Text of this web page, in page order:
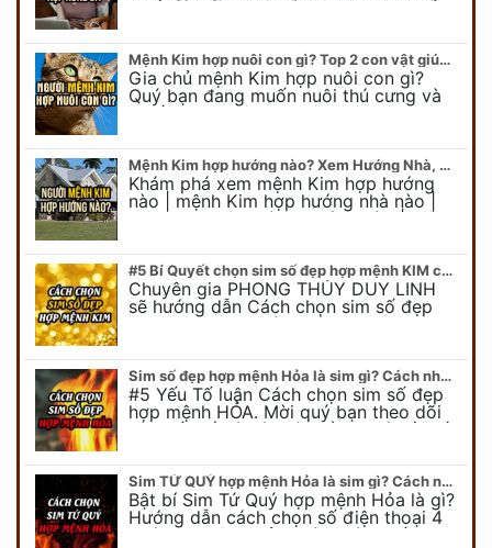
nghề gì không nên làm. Xem ngay để
Mệnh Kim hợp nuôi con gì? Top 2 con vật giúp gia chủ Phát tài phát lộc
Gia chủ mệnh Kim hợp nuôi con gì?
Quý bạn đang muốn nuôi thú cưng và
muốn chọn một con vật nuôi hợp
Duy…
Mệnh Kim hợp hướng nào? Xem Hướng Nhà, Phòng ngủ, Làm việc hợp mệnh Kim
Khám phá xem mệnh Kim hợp hướng
nào | mệnh Kim hợp hướng nhà nào |
mệnh Kim kê giường hướng nào | mệnh
#5 Bí Quyết chọn sim số đẹp hợp mệnh KIM chuẩn xác nhất
Chuyên gia PHONG THỦY DUY LINH
sẽ hướng dẫn Cách chọn sim số đẹp
hợp mệnh KIM. Mời quý bạn theo dõi
Sim số đẹp hợp mệnh Hỏa là sim gì? Cách nhận biết sim đẹp hợp mệnh Hỏa
#5 Yếu Tố luận Cách chọn sim số đẹp
hợp mệnh HỎA. Mời quý bạn theo dõi
bài viết để có cái nhìn tổng quát về số
Sim TỨ QUÝ hợp mệnh Hỏa là sim gì? Cách nhận biết sim tứ quý hợp mệnh Hỏa
Bật bí Sim Tứ Quý hợp mệnh Hỏa là gì?
Hướng dẫn cách chọn số điện thoại 4
quý hợp mệnh Hỏa chính xác nhất.